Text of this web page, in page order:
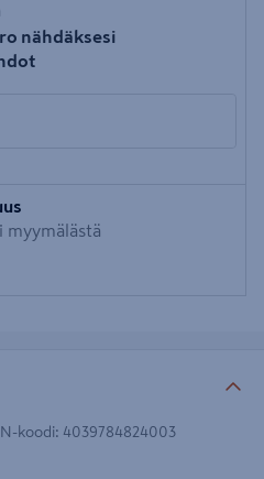
nähdäksesi
myymälästä
koodi: 4039784824003